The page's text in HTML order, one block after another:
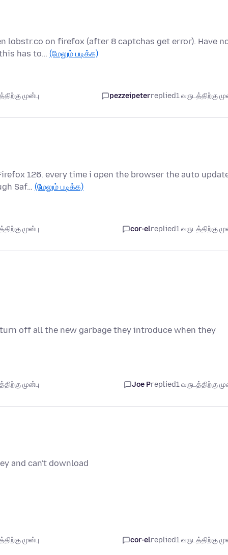
lobstr.co on firefox (after 8 captchas get error). Have
has to… (மேலும் படிக்க)
முன்பு pezzeipeterreplied1 வருடத்திற்கு
126. every time i open the browser the auto
Saf… (மேலும் படிக்க)
முன்பு cor-elreplied1 வருடத்திற்கு
turn off all the new garbage they introduce when they
முன்பு Joe Preplied1 வருடத்திற்கு
and can't download
முன்பு cor-elreplied1 வருடத்திற்கு